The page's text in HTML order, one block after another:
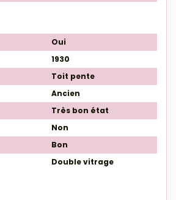
Oui
1930
Toit pente
Ancien
Très bon état
Non
Bon
Double vitrage